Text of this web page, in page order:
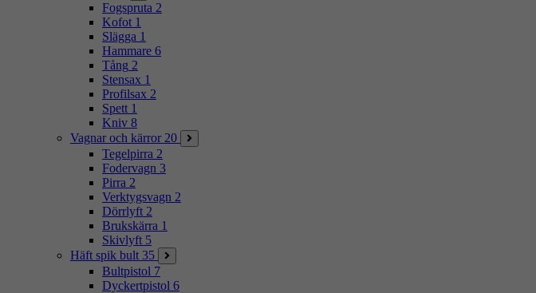
Fogspruta 2
Kofot 1
Slägga 1
Hammare 6
Tång 2
Stensax 1
Profilsax 2
Spett 1
Kniv 8
Vagnar och kärror 20
Tegelpirra 2
Fodervagn 3
Pirra 2
Verktygsvagn 2
Dörrlyft 2
Brukskärra 1
Skivlyft 5
Häft spik bult 35
Bultpistol 7
Dyckertpistol 6